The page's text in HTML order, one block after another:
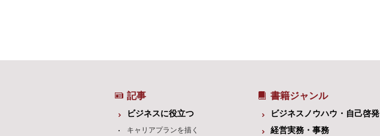
記事
ビジネスに役立つ
キャリアプランを描く
書籍ジャンル
ビジネスノウハウ・自己啓発
経営実務・事務